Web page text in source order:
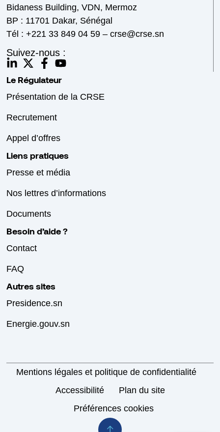
Bidaness Building, VDN, Mermoz
BP : 11701 Dakar, Sénégal
Tél : +221 33 849 04 59 – crse@crse.sn
Suivez-nous :
Le Régulateur
Présentation de la CRSE
Recrutement
Appel d’offres
Liens pratiques
Presse et média
Nos lettres d’informations
Documents
Besoin d’aide ?
Contact
FAQ
Autres sites
Presidence.sn
Energie.gouv.sn
Mentions légales et politique de confidentialité
Accessibilité
Plan du site
Préférences cookies